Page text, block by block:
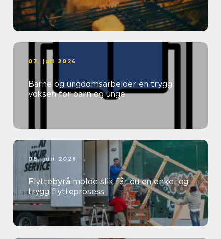
07. juli 2026
Barne og ungdomsarbeider en trygg
voksen for barn og unge
06. juli 2026
Flyttebyrå molde slik får du en enkel og
trygg flytteprosess